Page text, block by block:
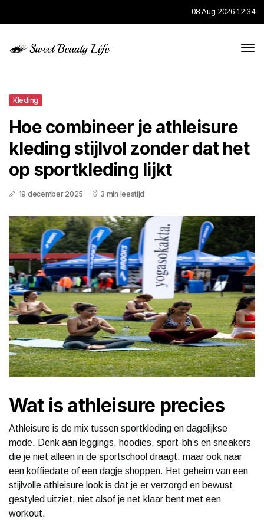
08 Aug 2026 12:34
Kleding
Hoe combineer je athleisure
kleding stijlvol zonder dat het
op sportkleding lijkt
19 december 2025 3 min leestijd
Wat is athleisure precies
Athleisure is de mix tussen sportkleding en dagelijkse
mode. Denk aan leggings, hoodies, sport-bh’s en sneakers
die je niet alleen in de sportschool draagt, maar ook naar
een koffiedate of een dagje shoppen. Het geheim van een
stijlvolle athleisure look is dat je er verzorgd en bewust
gestyled uitziet, niet alsof je net klaar bent met een
workout.